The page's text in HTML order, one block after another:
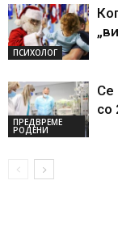
ПСИХОЛОГ
ПРЕДВРЕМЕ
РОДЕНИ
Се
со